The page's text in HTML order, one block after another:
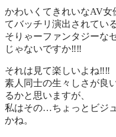
かわいくてきれいなAV女
てバッチリ演出されてい
そりゃーファンタジーな
じゃないですか‼‼
それは見て楽しいよね‼‼
素人同士の生々しさが良
るかと思いますが、
私はその…ちょっとビジ
かね。